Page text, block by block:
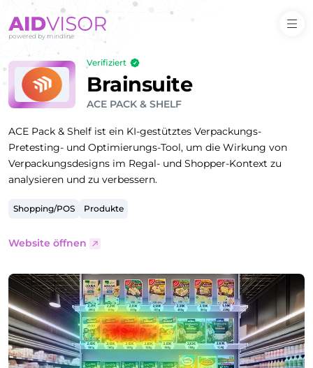
Verifiziert
Brainsuite
ACE PACK & SHELF
ACE Pack & Shelf ist ein KI-gestütztes Verpackungs-
Pretesting- und Optimierungs-Tool, um die Wirkung von
Verpackungsdesigns im Regal- und Shopper-Kontext zu
analysieren und zu verbessern.
Shopping/POS Produkte
Website öffnen